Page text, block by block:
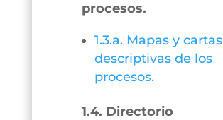
procesos.
1.3.a. Mapas y cartas
descriptivas de los
procesos.
1.4. Directorio